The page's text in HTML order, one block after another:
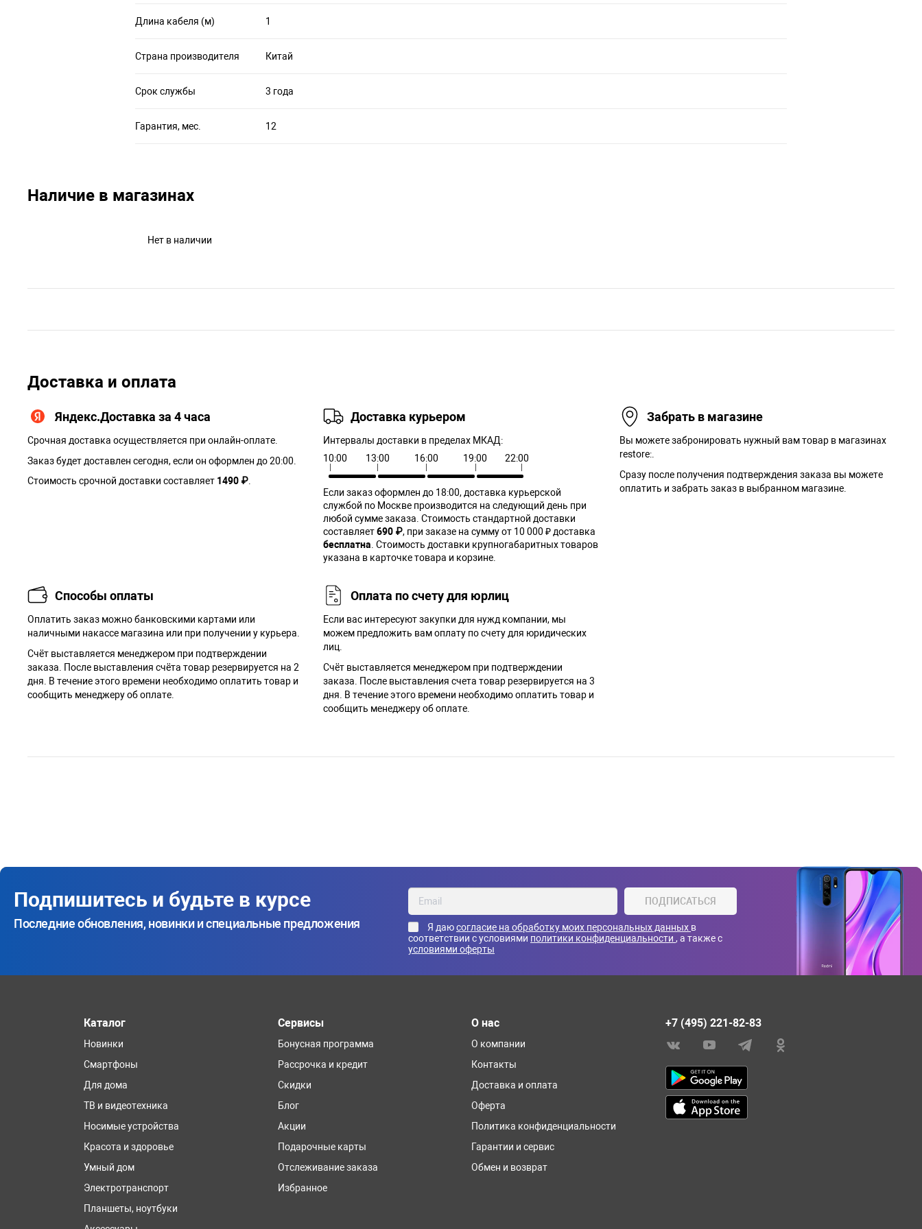
Длина кабеля (м) 1
Страна производителя Китай
Срок службы 3 года
Гарантия, мес. 12
Наличие в магазинах
Нет в наличии
Доставка и оплата
Яндекс.Доставка за 4 часа
Срочная доставка осуществляется при онлайн-оплате.
Заказ будет доставлен сегодня, если он оформлен до 20:00.
Стоимость срочной доставки составляет 1490 ₽
Доставка курьером
Интервалы доставки в пределах МКАД:
10:00
13:00 16:00 19:00 22:00
Если заказ оформлен до 18:00, доставка курьерской
службой по Москве производится на следующий день при
любой сумме заказа. Cтоимость стандартной доставки
составляет690 ₽, при заказе на сумму от 10 000 ₽ доставка
бесплатна . Стоимость доставки крупногабаритных товаров
указана в карточке товара и корзине.
Забрать в магазине
Вы можете забронировать нужный вам товар в магазинах
restore:.
Сразу после получения подтверждения заказа вы можете
оплатить и забрать заказ в выбранном магазине.
Способы оплаты
Оплатить заказ можно банковскими картами или
наличными накассе магазина или при получении у курьера.
Cчёт выставляется менеджером при подтверждении
заказа. После выставления счёта товар резервируется на 2
дня. В течение этого времени необходимо оплатить товар и
сообщить менеджеру об оплате.
Оплата по счету для юрлиц
Если вас интересуют закупки для нужд компании, мы
можем предложить вам оплату по счету для юридических
лиц.
Счёт выставляется менеджером при подтверждении
заказа. После выставления счета товар резервируется на 3
дня. В течение этого времени необходимо оплатить товар и
сообщить менеджеру об оплате.
Подпишитесь и будьте в курсе
Последние обновления, новинки и специальные предложения
ПОДПИСАТЬСЯ
Я даюсогласие на обработку моих персональных данных в
соответствии с условиями политики конфиденциальности , а также с
условиями оферты
Каталог
Новинки
Смартфоны
Для дома
ТВ и видеотехника
Носимые устройства
Красота и здоровье
Умный дом
Электротранспорт
Планшеты, ноутбуки
Сервисы
Бонусная программа
Рассрочка и кредит
Скидки
Блог
Акции
Подарочные карты
Отслеживание заказа
Избранное
О нас
О компании
Контакты
Доставка и оплата
Оферта
Политика конфиденциальности
Гарантии и сервис
Обмен и возврат
+7 (495) 221-82-83